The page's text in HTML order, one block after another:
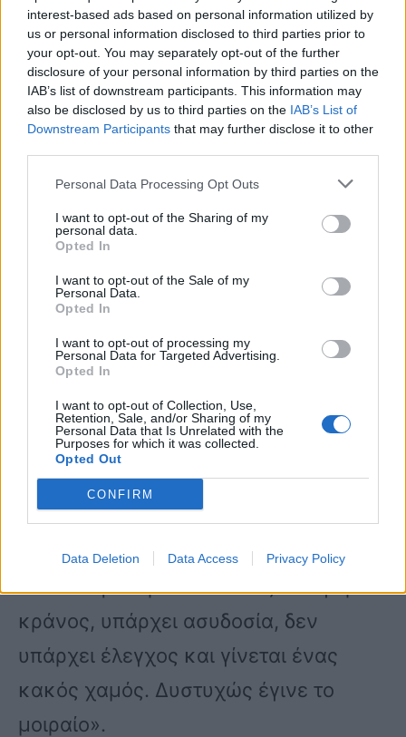
interest-based ads based on personal information utilized by
us or personal information disclosed to third parties prior to
your opt-out. You may separately opt-out of the further
disclosure of your personal information by third parties on the
IAB’s list of downstream participants. This information may
also be disclosed by us to third parties on the IAB’s List of
Downstream Participants that may further disclose it to other
Personal Data Processing Opt Outs
I want to opt-out of the Sharing of my
personal data.
Opted In
I want to opt-out of the Sale of my
Personal Data.
Opted In
I want to opt-out of processing my
Personal Data for Targeted Advertising.
Opted In
I want to opt-out of Collection, Use,
Retention, Sale, and/or Sharing of my
Personal Data that Is Unrelated with the
Purposes for which it was collected.
Opted Out
CONFIRM
Data Deletion Data Access Privacy Policy
από το όχημα, σηκώθηκε και έφυγε,
εγκατέλειψε το θύμα. Όλα ήταν
τραγικά, όλοι σοκαρισμένοι. Βλέπαμε
ένα παιδί που σπαρταράει στην
Ακόμα σοκαρισμένος, μη μπορώντας
να διαγράψει από το μυαλό του αυτή
τη ζοφερή εικόνα μας αναφέρει ότι
«μας είπαν ότι το μηχανάκι περνούσε
με ιλιγγιώδη ταχύτητα και δεν
φορούσε κράνος το παληκάρι. Ούτε
δίπλωμα είχαν, ούτε τίποτα».
Με αφορμή το αιματοβαμμένο
περιστατικό στην άσφαλτο ο μάρτυρας
καταγγέλλει μέσω του newsit.gr ότι
«εδώ στην Κάρυστο κανείς δεν φοράει
κράνος, υπάρχει ασυδοσία, δεν
υπάρχει έλεγχος και γίνεται ένας
κακός χαμός. Δυστυχώς έγινε το
μοιραίο».